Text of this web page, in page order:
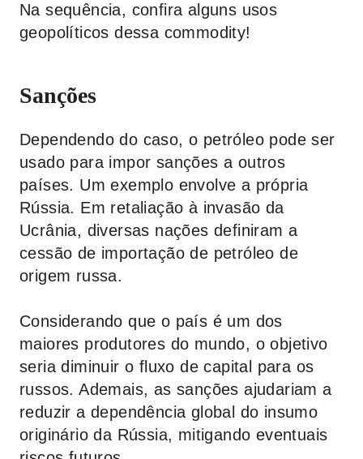
Na sequência, confira alguns usos
geopolíticos dessa commodity!
Sanções
Dependendo do caso, o petróleo pode ser
usado para impor sanções a outros
países. Um exemplo envolve a própria
Rússia. Em retaliação à invasão da
Ucrânia, diversas nações definiram a
cessão de importação de petróleo de
origem russa.
Considerando que o país é um dos
maiores produtores do mundo, o objetivo
seria diminuir o fluxo de capital para os
russos. Ademais, as sanções ajudariam a
reduzir a dependência global do insumo
originário da Rússia, mitigando eventuais